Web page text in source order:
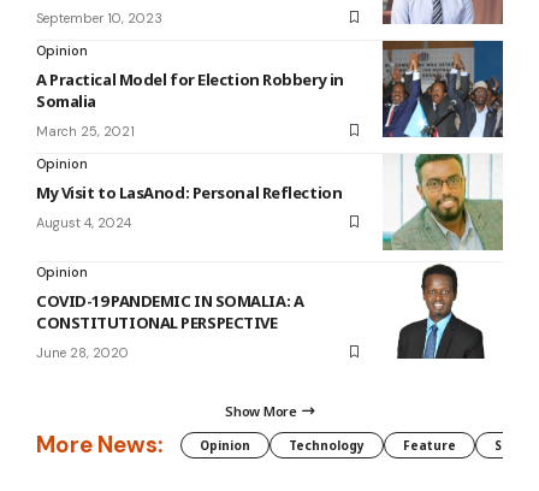
September 10, 2023
Opinion
A Practical Model for Election Robbery in
Somalia
March 25, 2021
Opinion
My Visit to LasAnod: Personal Reflection
August 4, 2024
Opinion
COVID-19 PANDEMIC IN SOMALIA: A
CONSTITUTIONAL PERSPECTIVE
June 28, 2020
Show More
More News: Opinion Technology Feature